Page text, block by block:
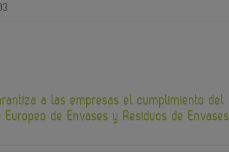
a las empresas el cumplimiento del
Europeo de Envases y Residuos de Envases